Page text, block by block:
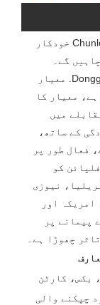
پیشہ ورانہ تیاری کے طور پر، ہم آپ کو Chunlei خودکار
گے۔
Dongguan Chunlei Intelligent Equipment Co., Ltd. معیار
معیار کا
میں
کے ساتھ،
فعال طور پر
کو
نیوزی
امریکہ اور
پیمانے پر
چھوڑا ہے۔
بکس، کارٹن
چپکنے والی